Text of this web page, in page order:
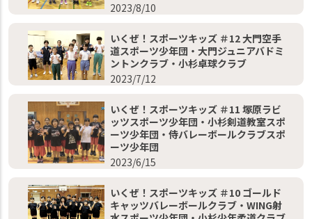
2023/8/10
いくぜ！スポーツキッズ ＃12 大門空手
道スポーツ少年団・大門ジュニアバドミ
ントンクラブ・小杉卓球クラブ
2023/7/12
いくぜ！スポーツキッズ ＃11 塚原ラビ
ッツスポーツ少年団・小杉剣道教室スポ
ーツ少年団・侍バレーボールクラブスポ
ーツ少年団
2023/6/15
いくぜ！スポーツキッズ ＃10 ゴールド
キャッツバレーボールクラブ・WING射